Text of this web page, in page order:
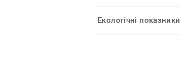
Екологічні показники